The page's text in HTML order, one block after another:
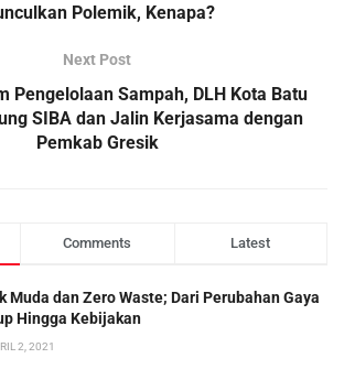
Polemik, Kenapa?
Next Post
Pengelolaan Sampah, DLH Kota Batu
SIBA dan Jalin Kerjasama dengan
Pemkab Gresik
Comments Latest
Muda dan Zero Waste; Dari Perubahan Gaya
Hingga Kebijakan
2, 2021